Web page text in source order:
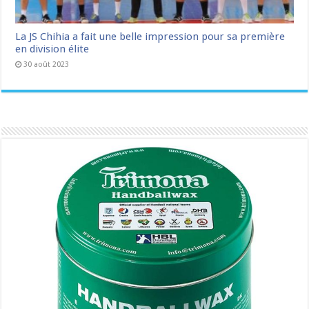
La JS Chihia a fait une belle impression pour sa première
en division élite
30 août 2023